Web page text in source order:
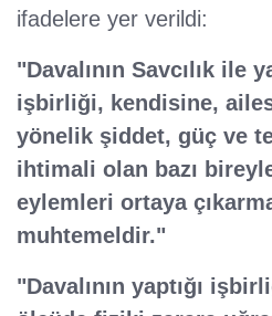
ifadelere yer verildi:
"Davalının Savcılık ile
işbirliği, kendisine,
yönelik şiddet, güç ve
ihtimali olan bazı
eylemleri ortaya
muhtemeldir."
"Davalının yaptığı